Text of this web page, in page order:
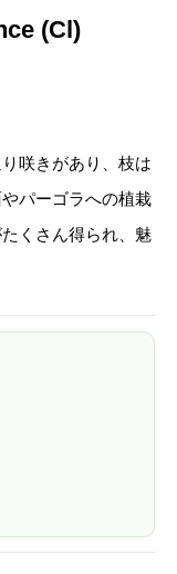
(Cl)
咲きがあり、枝は
パーゴラへの植栽
くさん得られ、魅